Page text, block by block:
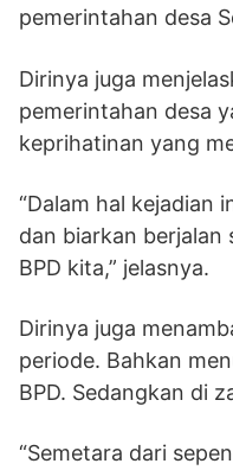
pemerintahan desa
Dirinya juga
pemerintahan desa
keprihatinan yang
“Dalam hal kejadian
dan biarkan berjalan
BPD kita,” jelasnya.
Dirinya juga
periode. Bahkan
BPD. Sedangkan di
“Semetara dari